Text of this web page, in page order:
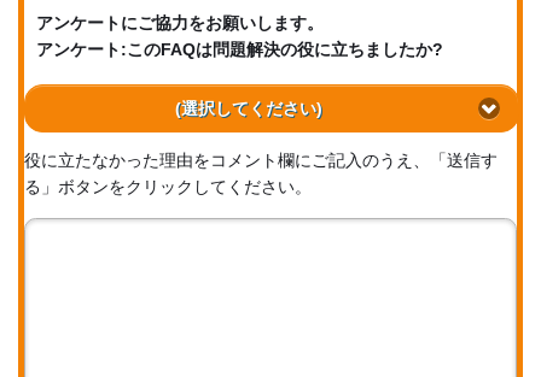
アンケートにご協力をお願いします。
アンケート:このFAQは問題解決の役に立ちましたか?
(選択してください)
役に立たなかった理由をコメント欄にご記入のうえ、「送信す
る」ボタンをクリックしてください。